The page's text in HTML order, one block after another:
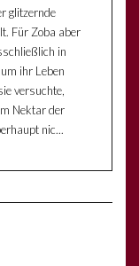
glitzernde
Für Zoba aber
in
ihr Leben
versuchte,
Nektar der
nic...